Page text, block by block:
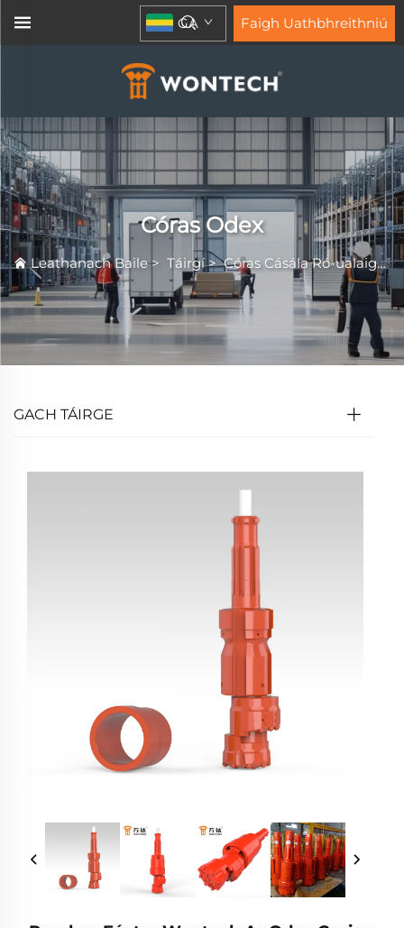
GA Faigh Uathbhreithniú
Córas Odex
Leathanach Baile> Táirgí>Córas Cásála Ró-ualaigh >
GACH TÁIRGE